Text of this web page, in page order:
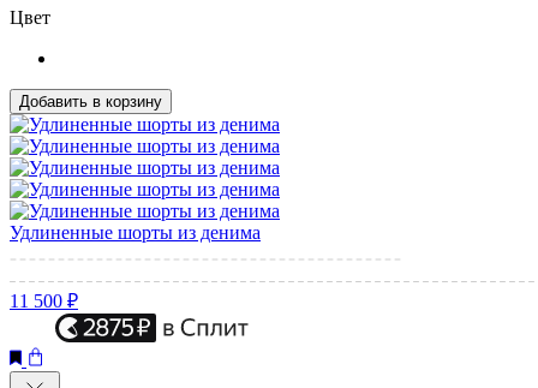
Цвет
Добавить в корзину
Удлиненные шорты из денима
11 500 ₽